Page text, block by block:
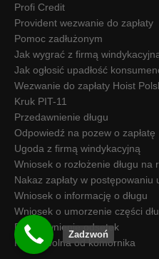
Profi Credit
Provident wezwanie do zapłaty
Pomoc zadłużonym
Jak wygrać z firmą
Jak ogłosić upadłość
Wezwanie do zapłaty Hoist
Kruk PIT-11
Przedawnienie długu
Odpowiedź na pozew o zapłatę
Ugoda z firmą windykacyjną
Wniosek o rozłożenie długu na
Nakaz zapłaty w postępowaniu
Wniosek o informację o długu
Wniosek o umorzenie części
Przedawnienie odsetek
Kwota wolna od komornika
Zadzwoń